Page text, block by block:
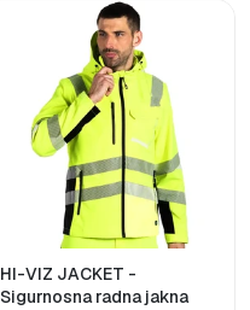
HI-VIZ JACKET -
Sigurnosna radna jakna